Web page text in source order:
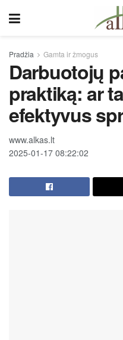
Pradžia Gamta ir žmogus
Darbuotojų
praktiką: ar
efektyvus
www.alkas.lt
2025-01-17 08:22:02